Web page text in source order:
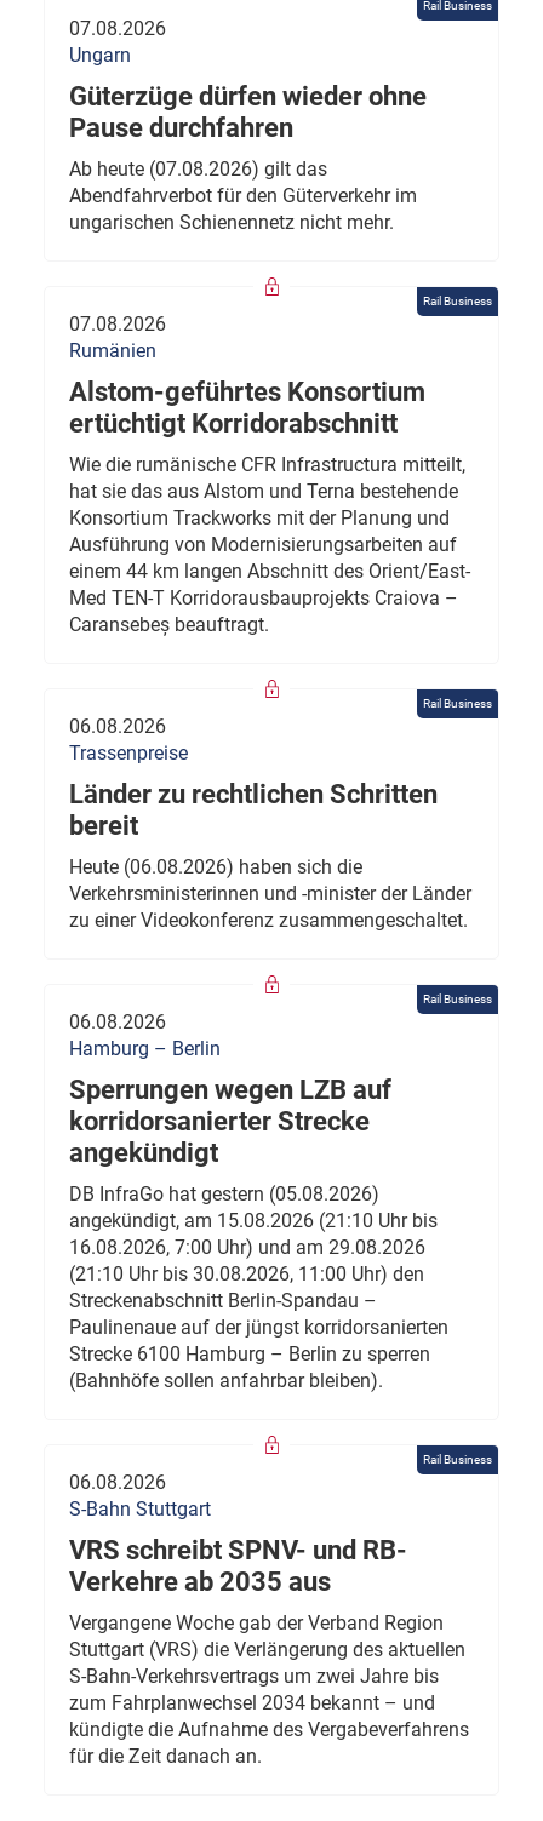
Rail Business
07.08.2026
Ungarn
Güterzüge dürfen wieder ohne
Pause durchfahren
Ab heute (07.08.2026) gilt das
Abendfahrverbot für den Güterverkehr im
ungarischen Schienennetz nicht mehr.
Rail Business
07.08.2026
Rumänien
Alstom-geführtes Konsortium
ertüchtigt Korridorabschnitt
Wie die rumänische CFR Infrastructura mitteilt,
hat sie das aus Alstom und Terna bestehende
Konsortium Trackworks mit der Planung und
Ausführung von Modernisierungsarbeiten auf
einem 44 km langen Abschnitt des Orient/East-
Med TEN-T Korridorausbauprojekts Craiova –
Caransebeș beauftragt.
Rail Business
06.08.2026
Trassenpreise
Länder zu rechtlichen Schritten
bereit
Heute (06.08.2026) haben sich die
Verkehrsministerinnen und -minister der Länder
zu einer Videokonferenz zusammengeschaltet.
Rail Business
06.08.2026
Hamburg – Berlin
Sperrungen wegen LZB auf
korridorsanierter Strecke
angekündigt
DB InfraGo hat gestern (05.08.2026)
angekündigt, am 15.08.2026 (21:10 Uhr bis
16.08.2026, 7:00 Uhr) und am 29.08.2026
(21:10 Uhr bis 30.08.2026, 11:00 Uhr) den
Streckenabschnitt Berlin-Spandau –
Paulinenaue auf der jüngst korridorsanierten
Strecke 6100 Hamburg – Berlin zu sperren
(Bahnhöfe sollen anfahrbar bleiben).
Rail Business
06.08.2026
S-Bahn Stuttgart
VRS schreibt SPNV- und RB-
Verkehre ab 2035 aus
Vergangene Woche gab der Verband Region
Stuttgart (VRS) die Verlängerung des aktuellen
S-Bahn-Verkehrsvertrags um zwei Jahre bis
zum Fahrplanwechsel 2034 bekannt – und
kündigte die Aufnahme des Vergabeverfahrens
für die Zeit danach an.